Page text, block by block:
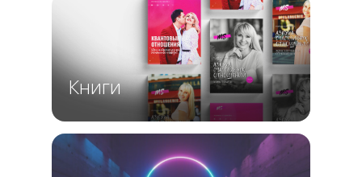
Книги